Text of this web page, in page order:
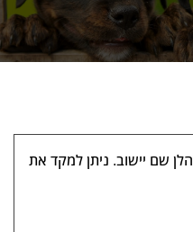
שם יישוב. ניתן למקד את